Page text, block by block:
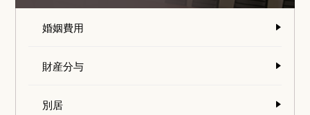
婚姻費用
財産分与
別居